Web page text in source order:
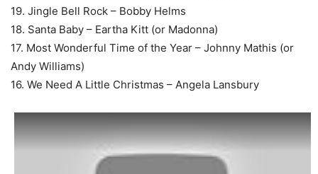
19. Jingle Bell Rock – Bobby Helms
18. Santa Baby – Eartha Kitt (or Madonna)
17. Most Wonderful Time of the Year – Johnny Mathis (or
Andy Williams)
16. We Need A Little Christmas – Angela Lansbury